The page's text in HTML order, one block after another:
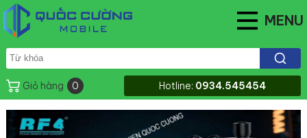
MENU
Giỏ hàng 0 Hotline: 0934.545454